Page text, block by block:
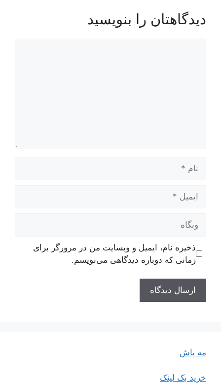
دیدگاهتان را بنویسید
وبگاه
ذخیره نام، ایمیل و وبسایت من در مرورگر برای
زمانی که دوباره دیدگاهی می‌نویسم.
مه پاش
خرید بک لینک